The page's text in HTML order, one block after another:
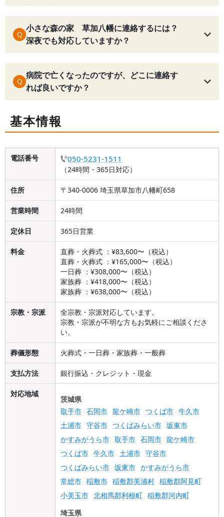
Q
小さな森の家 草加八幡に連絡するには？
深夜でも対応していますか？
Q
病院で亡くなったのですが、どこに連絡す
れば良いですか？
基本情報
電話番号 050-5231-1511
（24時間・365日対応）
住所 〒340-0006 埼玉県草加市八幡町658
営業時間 24時間
定休日 365日営業
料金
直葬・火葬式 ：¥83,600〜（税込）
直葬・火葬式 ：¥165,000〜（税込）
一日葬 ：¥308,000〜（税込）
家族葬 ：¥418,000〜（税込）
家族葬 ：¥638,000〜（税込）
宗教・宗派
全宗教・宗派対応しています。
宗教・宗派が不明な方もお気軽にご相談くださ
い。
葬儀形態 火葬式・一日葬・家族葬・一般葬
支払方法 銀行振込・クレジット・現金
対応地域
茨城県
取手市 石岡市 龍ケ崎市 つくば市 牛久市
土浦市 守谷市 つくばみらい市 坂東市
かすみがうら市 取手市 石岡市 龍ケ崎市
つくば市 牛久市 土浦市 守谷市
つくばみらい市 坂東市 かすみがうら市
常総市 稲敷市 稲敷郡美浦村 稲敷郡阿見町
小美玉市 北相馬郡利根町 稲敷郡河内町
埼玉県